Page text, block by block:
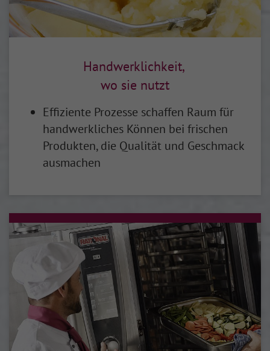
Handwerklichkeit,
wo sie nutzt
Effiziente Prozesse schaffen Raum für
handwerkliches Können bei frischen
Produkten, die Qualität und Geschmack
ausmachen